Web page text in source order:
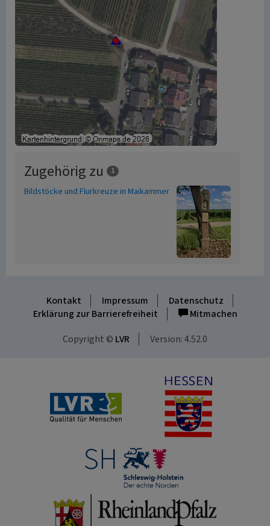
Zugehörig zu 1
Bildstöcke und Flurkreuze in Maikammer
Kontakt Impressum
Datenschutz
Erklärung zur Barrierefreiheit
Mitmachen
Copyright © LVR Version: 4.52.0